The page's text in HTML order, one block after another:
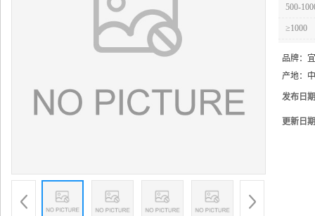
500-
≥1000
品牌：
产地：
发布日
更新日